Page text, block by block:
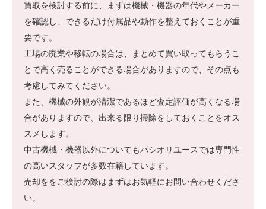
買取を検討する前に、まずは機械・機器の年代やメーカー
を確認し、できるだけ付属品や動作を整えておくことが重
要です。
工場の廃業や移転の場合は、まとめて買い取ってもらうこ
とで高く売ることができる場合がありますので、その点も
考慮してみてください。
また、機械の外観が清潔であるほど査定評価が高くなる場
合がありますので、出来る限り掃除をしておくことをオス
スメします。
中古機械・機器以外についてもパシオリユースでは専門性
の高いスタッフが多数在籍しています。
売却ををご検討の際はまずはお気軽にお問い合わせくださ
い。